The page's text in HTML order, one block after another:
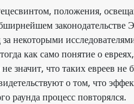
положения,
некоторыми
как само понятие о
значит, что таких евреев
о том, что
раунда процесс повторялся.